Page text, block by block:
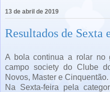
13 de abril de 2019
Resultados de Sexta
A bola continua a rolar no
campo society do Clube
Novos, Master e Cinquentão.
Na Sexta-feira pela